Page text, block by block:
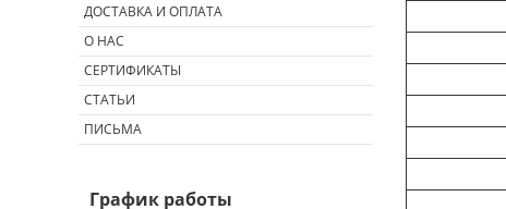
ДОСТАВКА И ОПЛАТА
О НАС
СЕРТИФИКАТЫ
СТАТЬИ
ПИСЬМА
График работы